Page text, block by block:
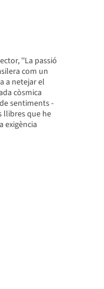
''La passió
com un
a netejar el
còsmica
sentiments -
llibres que he
exigència